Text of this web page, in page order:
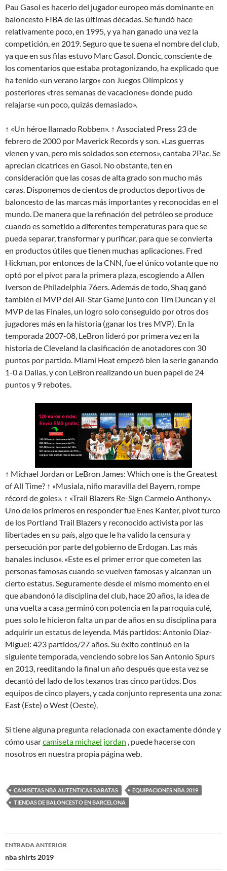
Pau Gasol es hacerlo del jugador europeo más dominante en
baloncesto FIBA de las últimas décadas. Se fundó hace
relativamente poco, en 1995, y ya han ganado una vez la
competición, en 2019. Seguro que te suena el nombre del club,
ya que en sus filas estuvo Marc Gasol. Doncic, consciente de
los comentarios que estaba protagonizando, ha explicado que
ha tenido «un verano largo» con Juegos Olímpicos y
posteriores «tres semanas de vacaciones» donde pudo
relajarse «un poco, quizás demasiado».
↑ «Un héroe llamado Robben». ↑ Associated Press 23 de
febrero de 2000 por Maverick Records y son. «Las guerras
vienen y van, pero mis soldados son eternos», cantaba 2Pac. Se
aprecian cicatrices en Gasol. No obstante, ten en
consideración que las cosas de alta grado son mucho más
caras. Disponemos de cientos de productos deportivos de
baloncesto de las marcas más importantes y reconocidas en el
mundo. De manera que la refinación del petróleo se produce
cuando es sometido a diferentes temperaturas para que se
pueda separar, transformar y purificar, para que se convierta
en productos útiles que tienen muchas aplicaciones. Fred
Hickman, por entonces de la CNN, fue el único votante que no
optó por el pívot para la primera plaza, escogiendo a Allen
Iverson de Philadelphia 76ers. Además de todo, Shaq ganó
también el MVP del All-Star Game junto con Tim Duncan y el
MVP de las Finales, un logro solo conseguido por otros dos
jugadores más en la historia (ganar los tres MVP). En la
temporada 2007-08, LeBron lideró por primera vez en la
historia de Cleveland la clasificación de anotadores con 30
puntos por partido. Miami Heat empezó bien la serie ganando
1-0 a Dallas, y con LeBron realizando un buen papel de 24
puntos y 9 rebotes.
↑ Michael Jordan or LeBron James: Which one is the Greatest
of All Time? ↑ «Musiala, niño maravilla del Bayern, rompe
récord de goles». ↑ «Trail Blazers Re-Sign Carmelo Anthony».
Uno de los primeros en responder fue Enes Kanter, pívot turco
de los Portland Trail Blazers y reconocido activista por las
libertades en su país, algo que le ha valido la censura y
persecución por parte del gobierno de Erdogan. Las más
banales incluso». «Este es el primer error que cometen las
personas famosas cuando se vuelven famosas y alcanzan un
cierto estatus. Seguramente desde el mismo momento en el
que abandonó la disciplina del club, hace 20 años, la idea de
una vuelta a casa germinó con potencia en la parroquia culé,
pues solo le hicieron falta un par de años en su disciplina para
adquirir un estatus de leyenda. Más partidos: Antonio Díaz-
Miguel: 423 partidos/27 años. Su éxito continuó en la
siguiente temporada, venciendo sobre los San Antonio Spurs
en 2013, reeditando la final un año después que esta vez se
decantó del lado de los texanos tras cinco partidos. Dos
equipos de cinco players, y cada conjunto representa una zona:
East (Este) o West (Oeste).
Si tiene alguna pregunta relacionada con exactamente dónde y
cómo usarcamiseta michael jordan , puede hacerse con
nosotros en nuestra propia página web.
CAMISETAS NBA AUTENTICAS BARATAS
EQUIPACIONES NBA 2019
TIENDAS DE BALONCESTO EN BARCELONA
Navegación
de
ENTRADA ANTERIOR
nba shirts 2019